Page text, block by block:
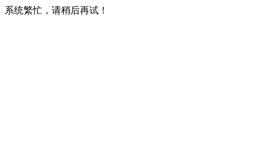
系统繁忙，请稍后再试！